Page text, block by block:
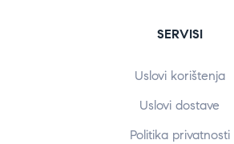
SERVISI
Uslovi korištenja
Uslovi dostave
Politika privatnosti